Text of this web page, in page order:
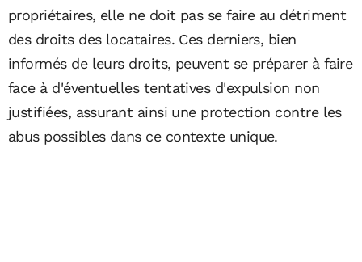
propriétaires, elle ne doit pas se faire au détriment
des droits des locataires. Ces derniers, bien
informés de leurs droits, peuvent se préparer à faire
face à d'éventuelles tentatives d'expulsion non
justifiées, assurant ainsi une protection contre les
abus possibles dans ce contexte unique.